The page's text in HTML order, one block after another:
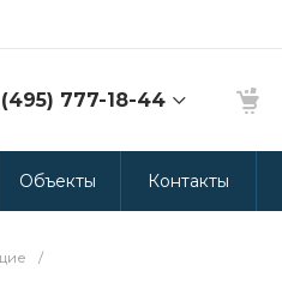
777-18-44
314-94-49
15
20:00
Объекты Контакты
/